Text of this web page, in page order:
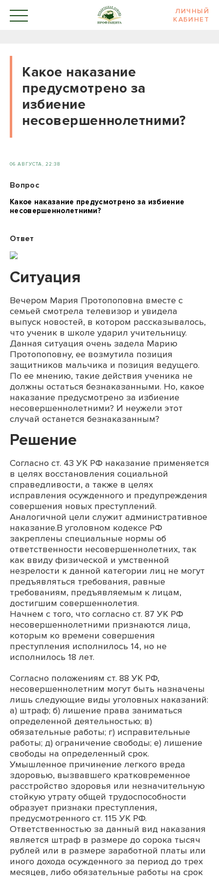
ЛИЧНЫЙ
КАБИНЕТ
Какое наказание
предусмотрено за
избиение
несовершеннолетними?
06 АВГУСТА, 22:38
Вопрос
Какое наказание предусмотрено за избиение
несовершеннолетними?
Ответ
Ситуация
Вечером Мария Протопоповна вместе с
семьей смотрела телевизор и увидела
выпуск новостей, в котором рассказывалось,
что ученик в школе ударил учительницу.
Данная ситуация очень задела Марию
Протопоповну, ее возмутила позиция
защитников мальчика и позиция ведущего.
По ее мнению, такие действия ученика не
должны остаться безнаказанными. Но, какое
наказание предусмотрено за избиение
несовершеннолетними? И неужели этот
случай останется безнаказанным?
Решение
Согласно ст. 43 УК РФ наказание применяется
в целях восстановления социальной
справедливости, а также в целях
исправления осужденного и предупреждения
совершения новых преступлений.
Аналогичной цели служит административное
наказание.В уголовном кодексе РФ
закреплены специальные нормы об
ответственности несовершеннолетних, так
как ввиду физической и умственной
незрелости к данной категории лиц не могут
предъявляться требования, равные
требованиям, предъявляемым к лицам,
достигшим совершеннолетия.
Начнем с того, что согласно ст. 87 УК РФ
несовершеннолетними признаются лица,
которым ко времени совершения
преступления исполнилось 14, но не
исполнилось 18 лет.
Согласно положениям ст. 88 УК РФ,
несовершеннолетним могут быть назначены
лишь следующие виды уголовных наказаний:
а) штраф; б) лишение права заниматься
определенной деятельностью; в)
обязательные работы; г) исправительные
работы; д) ограничение свободы; е) лишение
свободы на определенный срок.
Умышленное причинение легкого вреда
здоровью, вызвавшего кратковременное
расстройство здоровья или незначительную
стойкую утрату общей трудоспособности
образует признаки преступления,
предусмотренного ст. 115 УК РФ.
Ответственностью за данный вид наказания
является штраф в размере до сорока тысяч
рублей или в размере заработной платы или
иного дохода осужденного за период до трех
месяцев, либо обязательные работы на срок